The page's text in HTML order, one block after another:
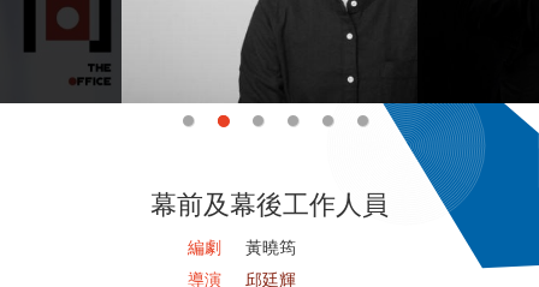
幕前及幕後工作人員
編劇
黃曉筠
導演
邱廷輝